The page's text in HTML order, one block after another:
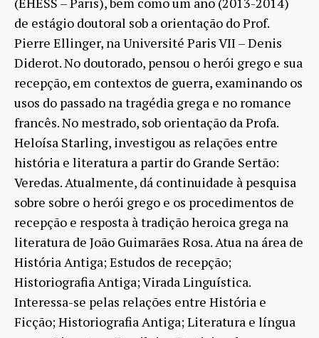
de estágio doutoral sob a orientação do Prof.
Pierre Ellinger, na Université Paris VII – Denis
Diderot. No doutorado, pensou o herói grego e sua
recepção, em contextos de guerra, examinando os
usos do passado na tragédia grega e no romance
francês. No mestrado, sob orientação da Profa.
Heloísa Starling, investigou as relações entre
história e literatura a partir do Grande Sertão:
Veredas. Atualmente, dá continuidade à pesquisa
sobre sobre o herói grego e os procedimentos de
recepção e resposta à tradição heroica grega na
literatura de João Guimarães Rosa. Atua na área de
História Antiga; Estudos de recepção;
Historiografia Antiga; Virada Linguística.
Interessa-se pelas relações entre História e
Ficção; Historiografia Antiga; Literatura e língua